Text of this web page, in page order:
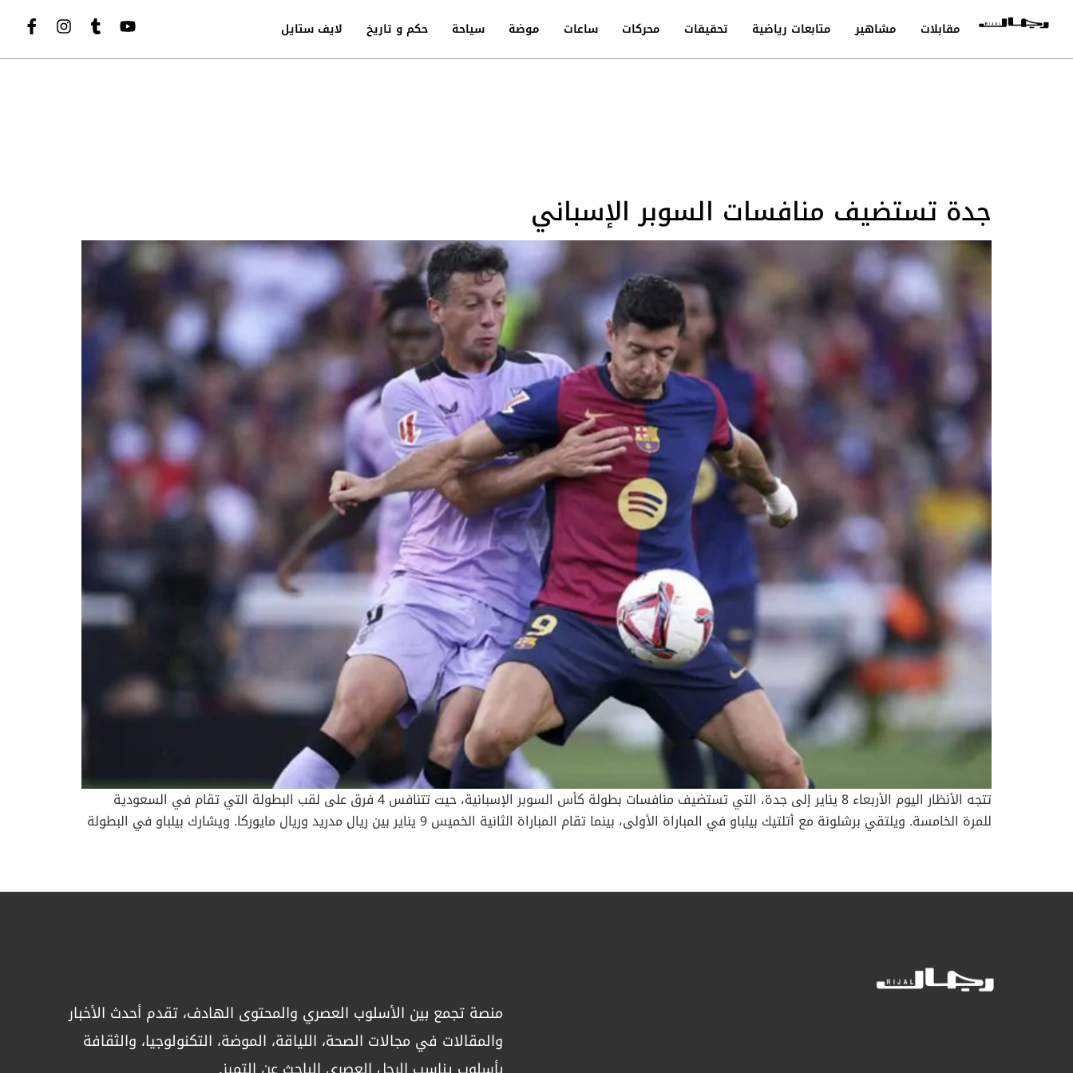
لايف ستايل حكم و تاريخ سياحة موضة ساعات محركات تحقيقات متابعات رياضية مشاهير مقابلات
جدة تستضيف منافسات السوبر الإسباني
تتجه الأنظار اليوم الأربعاء 8 يناير إلى جدة، التي تستضيف منافسات بطولة كأس السوبر الإسبانية، حيت تتنافس 4 فرق على لقب البطولة التي تقام في السعودية
للمرة الخامسة. ويلتقي برشلونة مع أتلتيك بيلباو في المباراة الأولى، بينما تقام المباراة الثانية الخميس 9 يناير بين ريال مدريد وريال مايوركا. ويشارك بيلباو في البطولة
نظيره بيلباو على ملعب مدينة الملك عبد الله الرياضية، إذ يهدف الأخير للفوز بلقب كأس السوبر الإسبانية للمرة الرابعة، والثانية بنظام الأربعة فرق بعد أن توج باللقب
مدريد، صاحب المركز الثاني، الذي يملك مباراة مؤجلة، وبفارق خمس نقاط عن ريال مدريد المتصدر. ويأمل برشلونة في التتويج بلقب بطولة كأس السوبر الإسباني للمرة
15 في تاريخه، والثانية له منذ إقامة البطولة بأربع فرق. ريال مدريد سيفتقد جهود نجمه فينيسيوس جونيور في مباراة الدور قبل النهائي الثانية، يتطلع ريال مدريد
للتأهل للمباراة النهائية عندما يواجه فريق ريال مايوركا، بعد تحقيق أربع انتصارات وتعادل وحيد في آخر خمس مباريات. ويفتقد ريال مدريد لجهود نجم الفريق البرازيلي
فينيسيوس جونيور، بعد أن حصل على بطاقة حمراء مثيرة للجدل أمام فالنسيا، كما يستمر غياب المصابين إيدير ميليتاو، داني كارباخال، وديفيد ألابا عن المباراة. ومن المقرر
منصة تجمع بين الأسلوب العصري والمحتوى الهادف، تقدم أحدث الأخبار
والمقالات في مجالات الصحة، اللياقة، الموضة، التكنولوجيا، والثقافة